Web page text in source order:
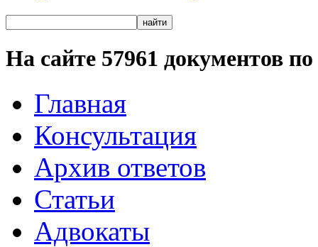
На сайте 57961 документов
Главная
Консультация
Архив ответов
Статьи
Адвокаты